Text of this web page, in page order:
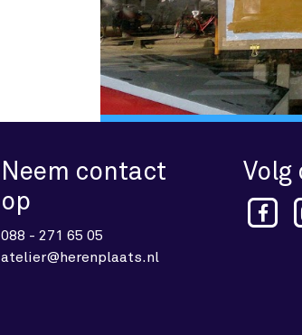
Neem contact
op
088 - 271 65 05
atelier@herenplaats.nl
Volg